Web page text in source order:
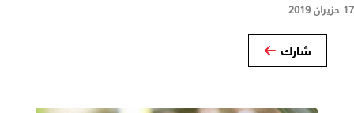
17 حزيران 2019
شارك